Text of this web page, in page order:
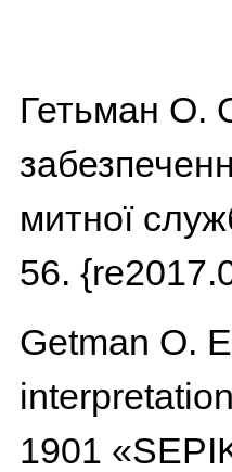
Гетьман О.
митної
56.
Getman O.
1901